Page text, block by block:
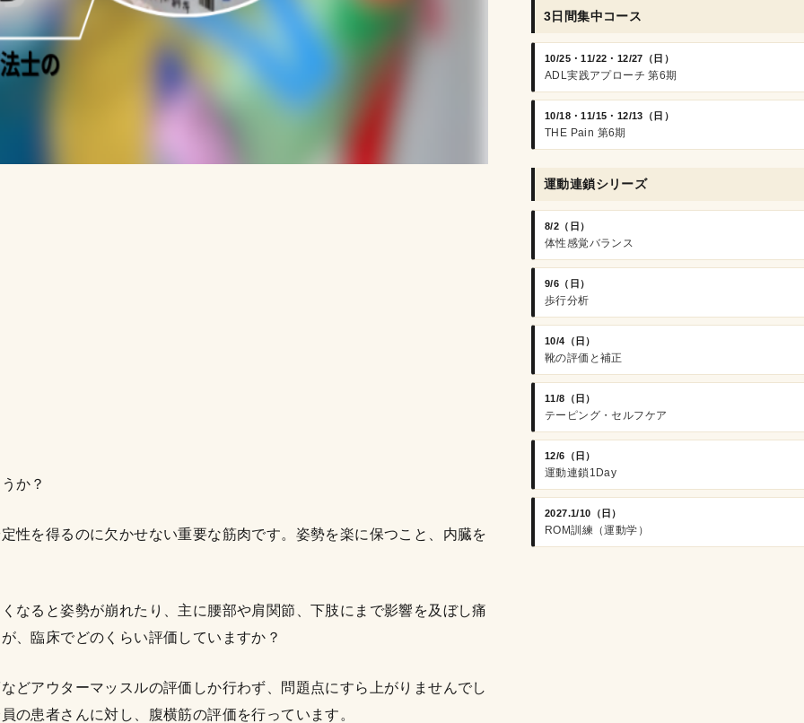
か？
性を得るのに欠かせない重要な筋肉です。姿勢を楽に保つこと、内臓を
なると姿勢が崩れたり、主に腰部や肩関節、下肢にまで影響を及ぼし痛
、臨床でどのくらい評価していますか？
どアウターマッスルの評価しか行わず、問題点にすら上がりませんでし
の患者さんに対し、腹横筋の評価を行っています。
3日間集中コース
10/25・11/22・12/27（日）
ADL実践アプローチ 第6期
10/18・11/15・12/13（日）
THE Pain 第6期
運動連鎖シリーズ
8/2（日）
体性感覚バランス
9/6（日）
歩行分析
10/4（日）
靴の評価と補正
11/8（日）
テーピング・セルフケア
12/6（日）
運動連鎖1Day
2027.1/10（日）
ROM訓練（運動学）